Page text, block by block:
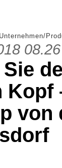
Unternehmen/
Kopf
von